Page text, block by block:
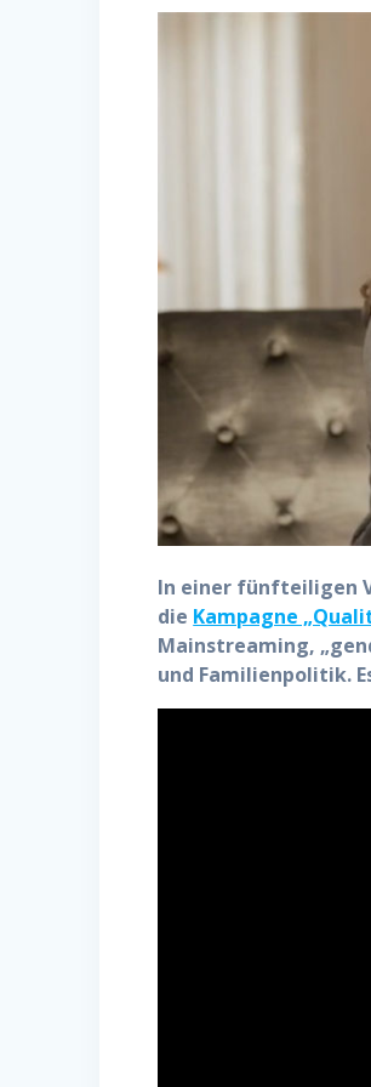
In einer fünfteiligen
die Kampagne
Mainstreaming,
und Familienpolitik.